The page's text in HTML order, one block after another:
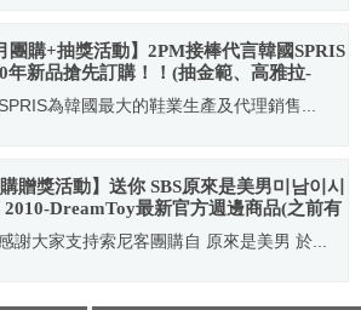
團購+抽獎活動】2PM接棒代言韓國SPRIS
年新品搶先訂購！！(抽金範、高雅拉-
冬季寫真型錄)
為韓國最大的鞋業生產及代理銷售...
購贈獎活動】送你 SBS原來是美男미남이시
2010-DreamToy最新官方週邊商品(之前有
兔子的快回來留言索取小禮物)
謝大家支持索尼客團購自 原來是美男 於...